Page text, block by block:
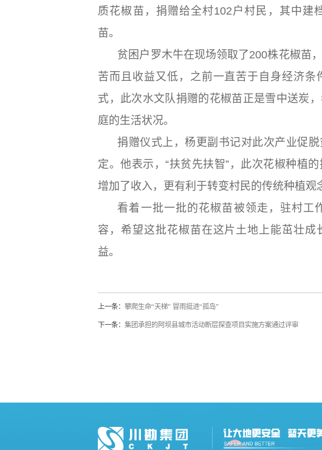
质花椒苗，捐赠给全村102户村民，其中建
苗。
贫困户罗木牛在现场领取了200株花椒苗
苦而且收益又低，之前一直苦于自身经济条
式，此次水文队捐赠的花椒苗正是雪中送炭
庭的生活状况。
捐赠仪式上，杨更副书记对此次产业促
定。他表示，“扶贫先扶智”，此次花椒种植
增加了收入，更有利于转变村民的传统种植观
看着一批一批的花椒苗被领走，驻村工
容，希望这批花椒苗在这片土地上能茁壮成
益。
上一条：攀爬生命“天梯” 冒雨挺进“孤岛”
下一条：集团承担的阿坝县城市活动断层探查项目实施方案通过评审